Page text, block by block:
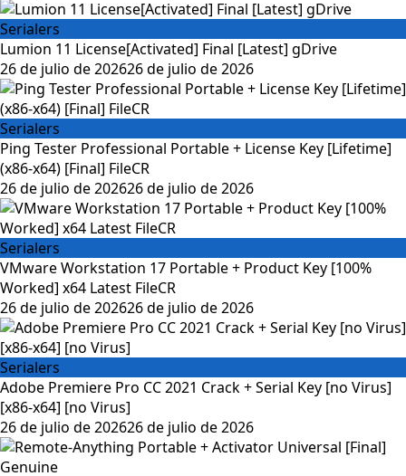
Serialers
Lumion 11 License[Activated] Final [Latest] gDrive
26 de julio de 202626 de julio de 2026
Serialers
Ping Tester Professional Portable + License Key [Lifetime]
(x86-x64) [Final] FileCR
26 de julio de 202626 de julio de 2026
Serialers
VMware Workstation 17 Portable + Product Key [100%
Worked] x64 Latest FileCR
26 de julio de 202626 de julio de 2026
Serialers
Adobe Premiere Pro CC 2021 Crack + Serial Key [no Virus]
[x86-x64] [no Virus]
26 de julio de 202626 de julio de 2026